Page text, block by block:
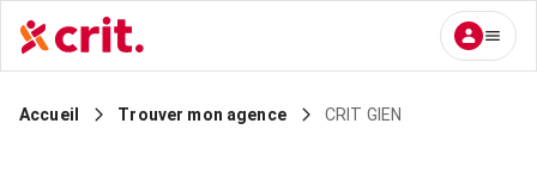
Accueil Trouver mon agence CRIT GIEN